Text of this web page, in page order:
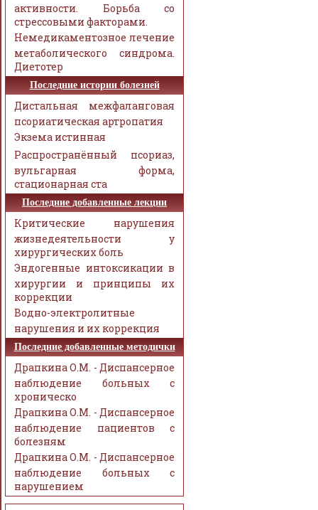
активности. Борьба со
стрессовыми факторами.
Немедикаментозное лечение
метаболического синдрома.
Диетотер
Последние истории болезней
Дистальная межфаланговая
псориатическая артропатия
Экзема истинная
Распространённый псориаз,
вульгарная форма,
стационарная ста
Последние добавленные лекции
Критические нарушения
жизнедеятельности у
хирургических боль
Эндогенные интоксикации в
хирургии и принципы их
коррекции
Водно-электролитные
нарушения и их коррекция
Последние добавленные методички
Драпкина О.М. - Диспансерное
наблюдение больных с
хроническо
Драпкина О.М. - Диспансерное
наблюдение пациентов с
болезням
Драпкина О.М. - Диспансерное
наблюдение больных с
нарушением